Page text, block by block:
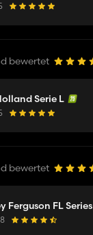
bewertet
Serie L
bewertet
Ferguson FL Series